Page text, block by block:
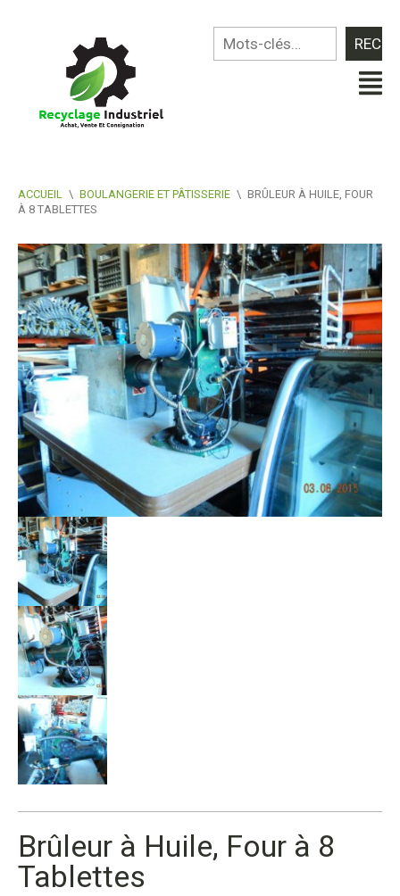
ACCUEIL \ BOULANGERIE ET PÂTISSERIE \ BRÛLEUR À HUILE, FOUR
À 8 TABLETTES
Brûleur à Huile, Four à 8
Tablettes